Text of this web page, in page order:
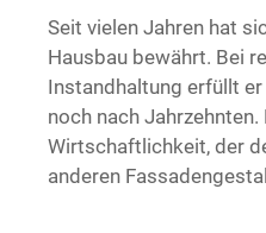
Seit vielen Jahren hat
Hausbau bewährt. Bei
Instandhaltung erfüllt
noch nach
Wirtschaftlichkeit, der
anderen